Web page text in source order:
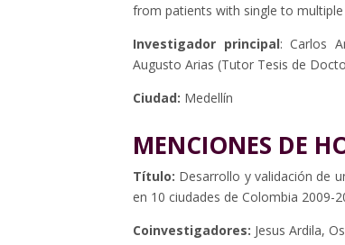
from patients with single to
Investigador principal: Carlos
Augusto Arias (Tutor Tesis de
Ciudad: Medellín
MENCIONES DE
Título: Desarrollo y validación de
en 10 ciudades de Colombia 2009-
Coinvestigadores: Jesus Ardila,